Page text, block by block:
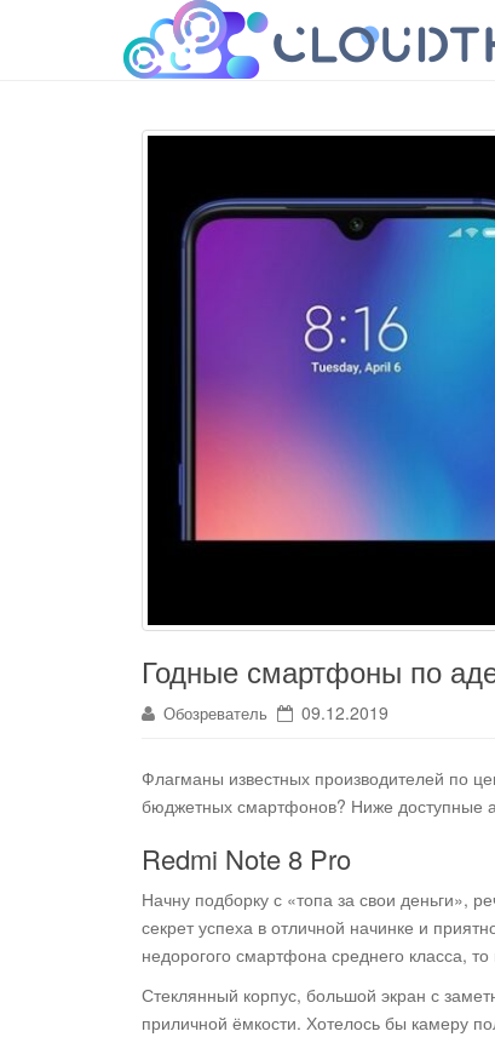
Облако технологий
cloudteh.ru
Годные смартфоны по
Обозреватель 09.12.2019
Флагманы известных производителей по
бюджетных смартфонов? Ниже доступные
Redmi Note 8 Pro
Начну подборку с «топа за свои деньги»,
секрет успеха в отличной начинке и
недорогого смартфона среднего класса,
Стеклянный корпус, большой экран с
приличной ёмкости. Хотелось бы камеру